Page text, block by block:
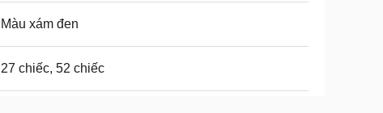
Màu xám đen
27 chiếc, 52 chiếc